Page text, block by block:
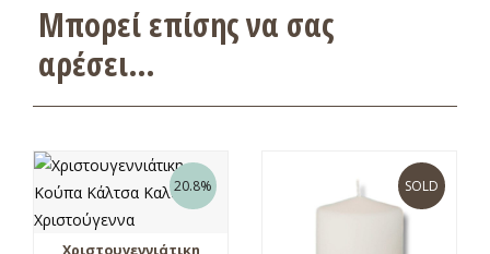
Μπορεί επίσης να σας
αρέσει…
20.8%
Χριστουγεννιάτικη
SOLD